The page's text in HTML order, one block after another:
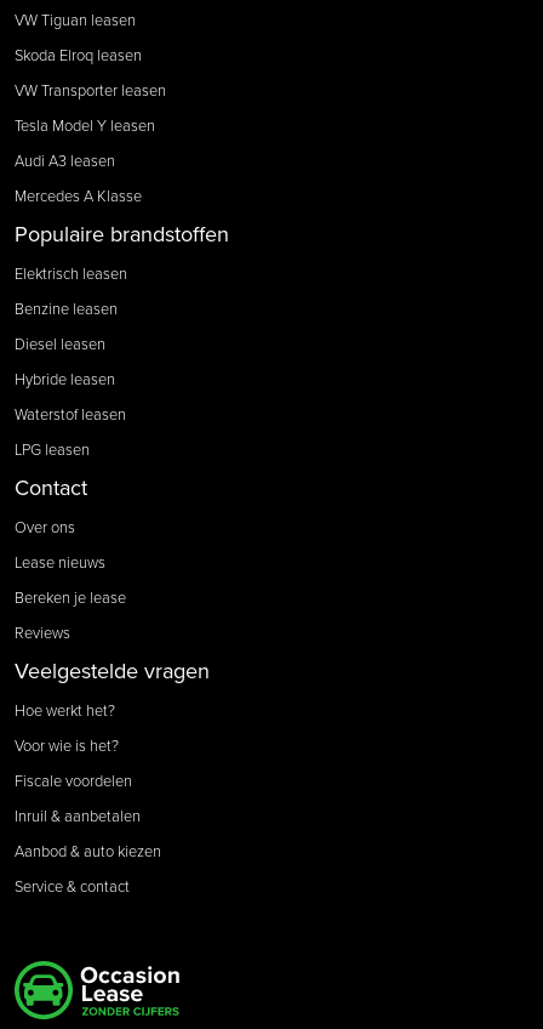
VW Tiguan leasen
Skoda Elroq leasen
VW Transporter leasen
Tesla Model Y leasen
Audi A3 leasen
Mercedes A Klasse
Populaire brandstoffen
Elektrisch leasen
Benzine leasen
Diesel leasen
Hybride leasen
Waterstof leasen
LPG leasen
Contact
Over ons
Lease nieuws
Bereken je lease
Reviews
Veelgestelde vragen
Hoe werkt het?
Voor wie is het?
Fiscale voordelen
Inruil & aanbetalen
Aanbod & auto kiezen
Service & contact